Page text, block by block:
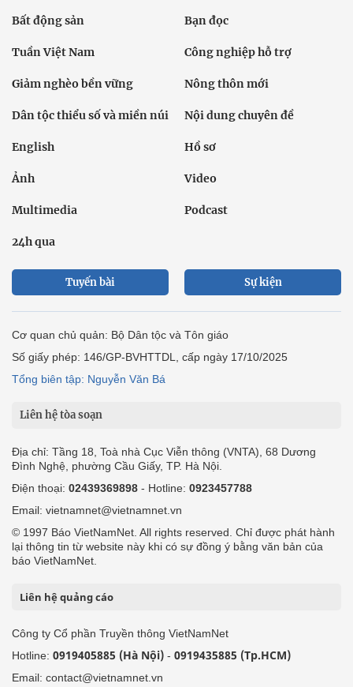
Bất động sản Bạn đọc
Tuần Việt Nam Công nghiệp hỗ trợ
Giảm nghèo bền vững Nông thôn mới
Dân tộc thiểu số và miền núi Nội dung chuyên đề
English Hồ sơ
Ảnh Video
Multimedia Podcast
24h qua
Tuyến bài Sự kiện
Cơ quan chủ quản: Bộ Dân tộc và Tôn giáo
Số giấy phép: 146/GP-BVHTTDL, cấp ngày 17/10/2025
Tổng biên tập: Nguyễn Văn Bá
Liên hệ tòa soạn
Địa chỉ: Tầng 18, Toà nhà Cục Viễn thông (VNTA), 68 Dương
Đình Nghệ, phường Cầu Giấy, TP. Hà Nội.
Điện thoại: 02439369898 - Hotline: 0923457788
Email: vietnamnet@vietnamnet.vn
© 1997 Báo VietNamNet. All rights reserved. Chỉ được phát hành
lại thông tin từ website này khi có sự đồng ý bằng văn bản của
báo VietNamNet.
Liên hệ quảng cáo
Công ty Cổ phần Truyền thông VietNamNet
Hotline: 0919405885 (Hà Nội) - 0919435885 (Tp.HCM)
Email: contact@vietnamnet.vn